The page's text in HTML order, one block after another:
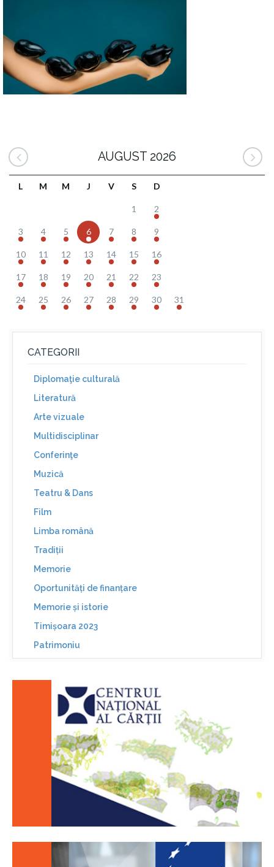
AUGUST 2026
L M M J V S D
1 2
3 4 5 6 7 8 9
10 11 12 13 14 15 16
17 18 19 20 21 22 23
24 25 26 27 28 29 30 31
CATEGORII
Diplomaţie culturală
Literatură
Arte vizuale
Multidisciplinar
Conferinţe
Muzică
Teatru & Dans
Film
Limba română
Tradiții
Memorie
Oportunități de finanțare
Memorie și istorie
Timișoara 2023
Patrimoniu